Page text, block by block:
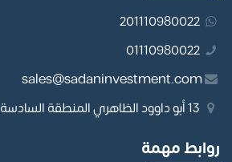
201110980022
01110980022
sales@sadaninvestment.com
روابط مهمة